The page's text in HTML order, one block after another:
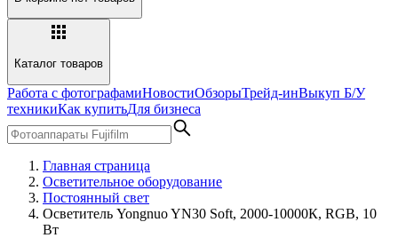
Каталог товаров
Работа с фотографамиНовостиОбзорыТрейд-инВыкуп Б/У
техникиКак купитьДля бизнеса
Главная страница
Осветительное оборудование
Постоянный свет
Осветитель Yongnuo YN30 Soft, 2000-10000К, RGB, 10
Вт